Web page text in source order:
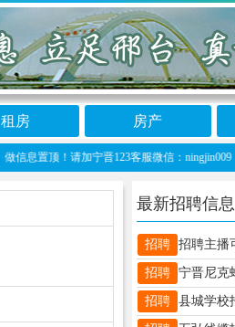
租房 房产
息置顶！请加宁晋123客服微信：ningjin009
最新招聘信息
招聘
招聘
招聘